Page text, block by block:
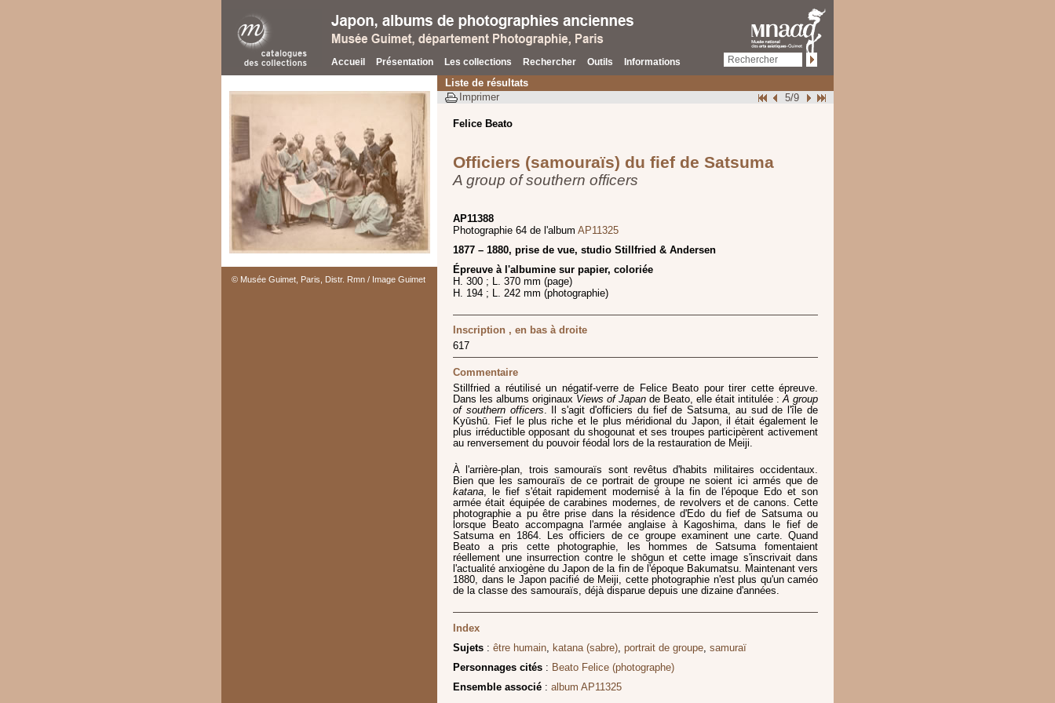
Accueil Présentation Les collections Rechercher Outils Informations
© Musée Guimet, Paris, Distr. Rmn / Image Guimet
Liste de résultats
5/9
Imprimer
Felice Beato
Officiers (samouraïs) du fief de Satsuma
A group of southern officers
AP11388
Photographie 64 de l'album AP11325
1877 – 1880, prise de vue, studio Stillfried & Andersen
Épreuve à l'albumine sur papier, coloriée
H. 300 ; L. 370 mm (page)
H. 194 ; L. 242 mm (photographie)
Inscription , en bas à droite
617
Commentaire
Stillfried a réutilisé un négatif-verre de Felice Beato pour tirer cette épreuve.
Dans les albums originaux Views of Japan de Beato, elle était intitulée :A group
of southern officers. Il s'agit d'officiers du fief de Satsuma, au sud de l'île de
Kyūshū. Fief le plus riche et le plus méridional du Japon, il était également le
plus irréductible opposant du shogounat et ses troupes participèrent activement
au renversement du pouvoir féodal lors de la restauration de Meiji.
À l'arrière-plan, trois samouraïs sont revêtus d'habits militaires occidentaux.
Bien que les samouraïs de ce portrait de groupe ne soient ici armés que de
katana, le fief s'était rapidement modernisé à la fin de l'époque Edo et son
armée était équipée de carabines modernes, de revolvers et de canons. Cette
photographie a pu être prise dans la résidence d'Edo du fief de Satsuma ou
lorsque Beato accompagna l'armée anglaise à Kagoshima, dans le fief de
Satsuma en 1864. Les officiers de ce groupe examinent une carte. Quand
Beato a pris cette photographie, les hommes de Satsuma fomentaient
réellement une insurrection contre le shōgun et cette image s'inscrivait dans
l'actualité anxiogène du Japon de la fin de l'époque Bakumatsu. Maintenant vers
1880, dans le Japon pacifié de Meiji, cette photographie n'est plus qu'un caméo
de la classe des samouraïs, déjà disparue depuis une dizaine d'années.
Index
Sujets : être humain katana (sabre) portrait de groupe samuraï
Personnages cités : Beato Felice (photographe)
Ensemble associé : album AP11325